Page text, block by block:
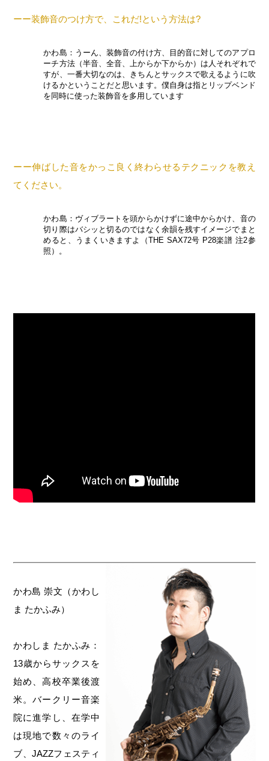
ーー装飾音のつけ方で、これだ!という方法は?
かわ島：うーん、装飾音の付け方、目的音に対してのアプロ
ーチ方法（半音、全音、上からか下からか）は人それぞれで
すが、一番大切なのは、きちんとサックスで歌えるように吹
けるかということだと思います。僕自身は指とリップベンド
を同時に使った装飾音を多用しています
ーー伸ばした音をかっこ良く終わらせるテクニックを教え
てください。
かわ島：ヴィブラートを頭からかけずに途中からかけ、音の
切り際はバシッと切るのではなく余韻を残すイメージでまと
めると、うまくいきますよ（THE SAX72号 P28楽譜 注2参
照）。
かわ島 崇文（かわし
ま たかふみ）
かわしま たかふみ：
13歳からサックスを
始め、高校卒業後渡
米。バークリー音楽
院に進学し、在学中
は現地で数々のライ
ブ、JAZZフェスティ